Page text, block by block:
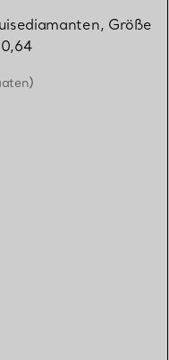
Größe